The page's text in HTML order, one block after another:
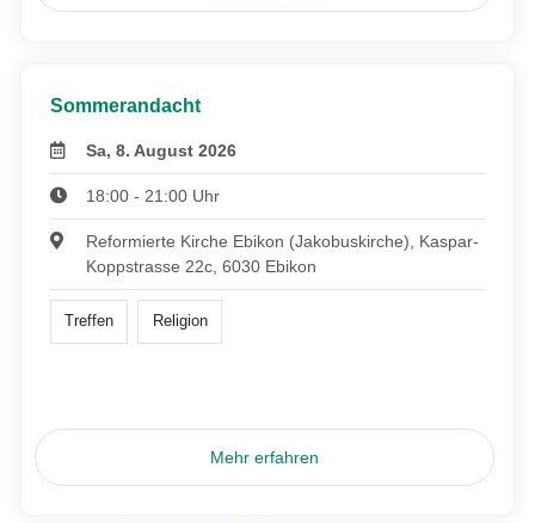
Sommerandacht
Sa, 8. August 2026
18:00 - 21:00 Uhr
Reformierte Kirche Ebikon (Jakobuskirche), Kaspar-
Koppstrasse 22c, 6030 Ebikon
Treffen Religion
Mehr erfahren